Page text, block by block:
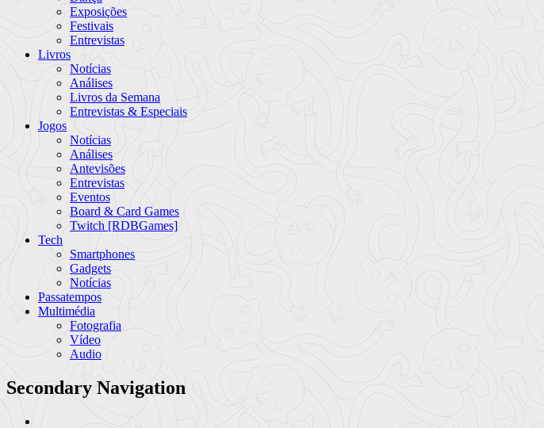
Exposições
Festivais
Entrevistas
Livros
Notícias
Análises
Livros da Semana
Entrevistas & Especiais
Jogos
Notícias
Análises
Antevisões
Entrevistas
Eventos
Board & Card Games
Twitch [RDBGames]
Tech
Smartphones
Gadgets
Notícias
Passatempos
Multimédia
Fotografia
Vídeo
Audio
Secondary Navigation